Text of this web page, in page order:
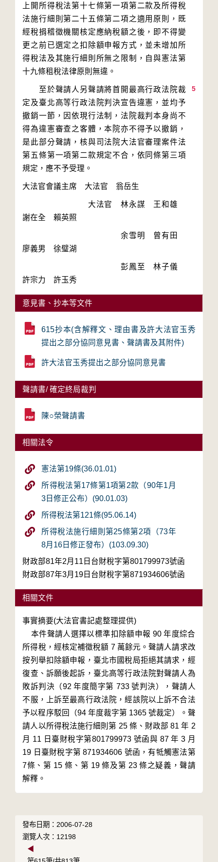
上開所得稅法第十七條第一項第二款及所得稅
法施行細則第二十五條第二項之適用原則，既
經稅捐稽徵機關核定應納稅額之後，即不得變
更之前已選定之扣除額申報方式，並未增加所
得稅法及其施行細則所無之限制，自與憲法第
5
至於聲請人另聲請將首開最高行政法院裁
定及臺北高等行政法院判決宣告違憲，並均予
撤銷一節，因依現行法制，法院裁判本身尚不
得為違憲審查之客體，本院亦不得予以撤銷，
是此部分聲請，核與司法院大法官審理案件法
第五條第一項第二款規定不合，依同條第三項
大法官　林永謀　王和雄
余雪明　曾有田
彭鳳至　林子儀
許宗力　許玉秀
意見書、抄本等文件
615抄本(含解釋文、理由書及許大法官玉秀
提出之部分協同意見書、聲請書及其附件)
許大法官玉秀提出之部分協同意見書
聲請書/ 確定終局裁判
陳○榮聲請書
相關法令
憲法第19條(36.01.01)
所得稅法第17條第1項第2款（90年1月
3日修正公布）(90.01.03)
所得稅法第121條(95.06.14)
所得稅法施行細則第25條第2項（73年
8月16日修正發布）(103.09.30)
財政部81年2月11日台財稅字第801799973號函
財政部87年3月19日台財稅字第871934606號函
相關文件
事實摘要(大法官書記處整理提供)
所得稅，經核定補徵稅額 7 萬餘元。聲請人請求改
按列舉扣除額申報，臺北市國稅局拒絕其請求，經
復查、訴願後起訴，臺北高等行政法院對聲請人為
敗訴判決（92 年度簡字第 733 號判決），聲請人
不服，上訴至最高行政法院，經該院以上訴不合法
予以程序駁回（94 年度裁字第 1365 號裁定）。聲
請人以所得稅法施行細則第 25 條、財政部 81 年 2
月 11 日臺財稅字第801799973 號函與 87 年 3 月
19 日臺財稅字第 871934606 號函，有牴觸憲法第
7條、第 15 條、第 19 條及第 23 條之疑義，聲請
發布日期：2006-07-28
瀏覽人次：12198
◀